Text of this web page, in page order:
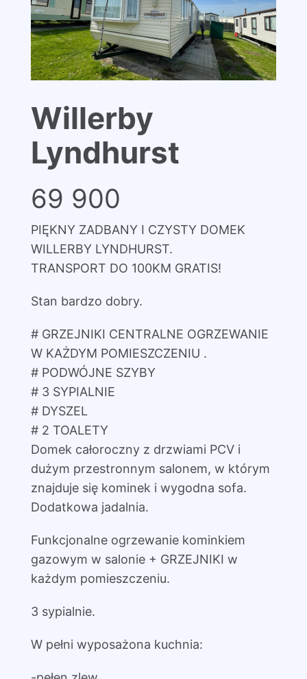
Willerby
Lyndhurst
69 900
PIĘKNY ZADBANY I CZYSTY DOMEK
WILLERBY LYNDHURST.
TRANSPORT DO 100KM GRATIS!
Stan bardzo dobry.
# GRZEJNIKI CENTRALNE OGRZEWANIE
W KAŻDYM POMIESZCZENIU .
# PODWÓJNE SZYBY
# 3 SYPIALNIE
# DYSZEL
# 2 TOALETY
Domek całoroczny z drzwiami PCV i
dużym przestronnym salonem, w którym
znajduje się kominek i wygodna sofa.
Dodatkowa jadalnia.
Funkcjonalne ogrzewanie kominkiem
gazowym w salonie + GRZEJNIKI w
każdym pomieszczeniu.
3 sypialnie.
W pełni wyposażona kuchnia: